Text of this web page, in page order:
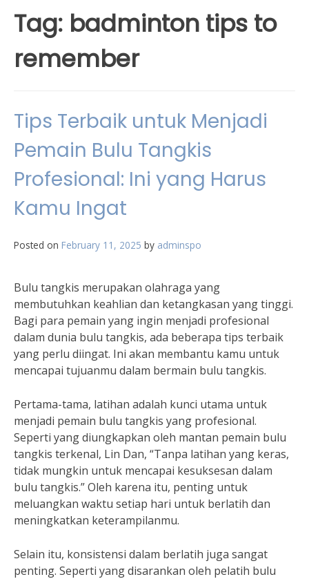
Tag: badminton tips to
remember
Tips Terbaik untuk Menjadi
Pemain Bulu Tangkis
Profesional: Ini yang Harus
Kamu Ingat
Posted on February 11, 2025 by adminspo
Bulu tangkis merupakan olahraga yang
membutuhkan keahlian dan ketangkasan yang tinggi.
Bagi para pemain yang ingin menjadi profesional
dalam dunia bulu tangkis, ada beberapa tips terbaik
yang perlu diingat. Ini akan membantu kamu untuk
mencapai tujuanmu dalam bermain bulu tangkis.
Pertama-tama, latihan adalah kunci utama untuk
menjadi pemain bulu tangkis yang profesional.
Seperti yang diungkapkan oleh mantan pemain bulu
tangkis terkenal, Lin Dan, “Tanpa latihan yang keras,
tidak mungkin untuk mencapai kesuksesan dalam
bulu tangkis.” Oleh karena itu, penting untuk
meluangkan waktu setiap hari untuk berlatih dan
meningkatkan keterampilanmu.
Selain itu, konsistensi dalam berlatih juga sangat
penting. Seperti yang disarankan oleh pelatih bulu